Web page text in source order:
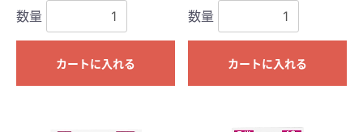
数量
カートに入れる
数量
カートに入れる